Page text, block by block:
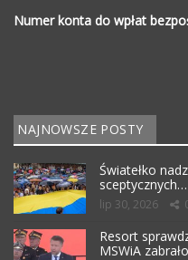
Numer konta do wpłat
NAJNOWSZE POSTY
Światełko
sceptycznych…
lip 30, 2026
Resort
MSWiA